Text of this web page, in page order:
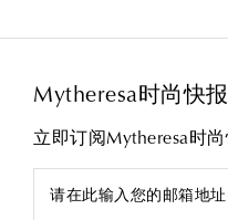
Mytheresa时尚快报
立即订阅Mytheresa时
请在此输入您的邮箱地